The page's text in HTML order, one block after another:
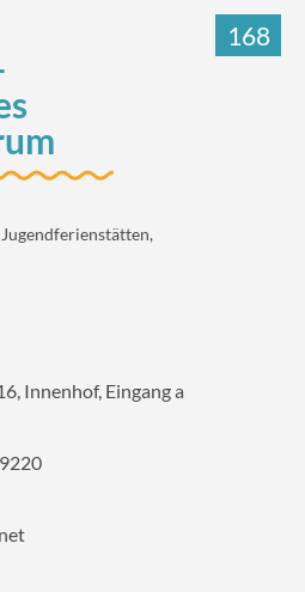
168
Innenhof, Eingang a